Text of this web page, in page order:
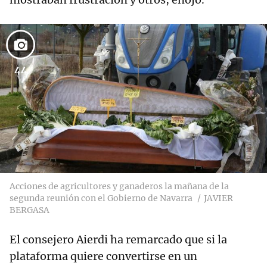
44
Acciones de agricultores y ganaderos la mañana de la
segunda reunión con el Gobierno de Navarra
JAVIER
BERGASA
El consejero Aierdi ha remarcado que si la
plataforma quiere convertirse en un